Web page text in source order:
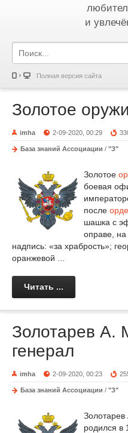
и
Полная версия сайта
Золотое
imha 2-09-2020, 00:29
База знаний Ассоциации / "З"
Золотое
боевая
после
шашка с
оправе, на
надпись: «за храбрость»;
оранжевой ...
Читать ...
Золотарев А.
генерал
imha 2-09-2020, 00:23
База знаний Ассоциации / "З"
Золотарев
родился в